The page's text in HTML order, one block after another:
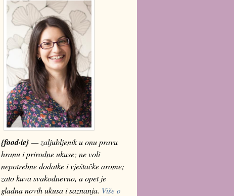
{food·ie} — zaljubljenik u onu pravu
hranu i prirodne ukuse; ne voli
nepotrebne dodatke i vještačke arome;
zato kuva svakodnevno, a opet je
gladna novih ukusa i saznanja. Više o